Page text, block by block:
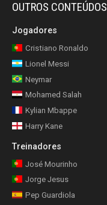
OUTROS CONTEÚDOS
Jogadores
Cristiano Ronaldo
Lionel Messi
Neymar
Mohamed Salah
Kylian Mbappe
Harry Kane
Treinadores
José Mourinho
Jorge Jesus
Pep Guardiola